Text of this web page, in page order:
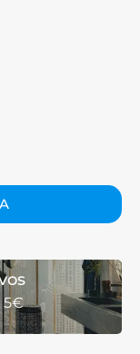
5€